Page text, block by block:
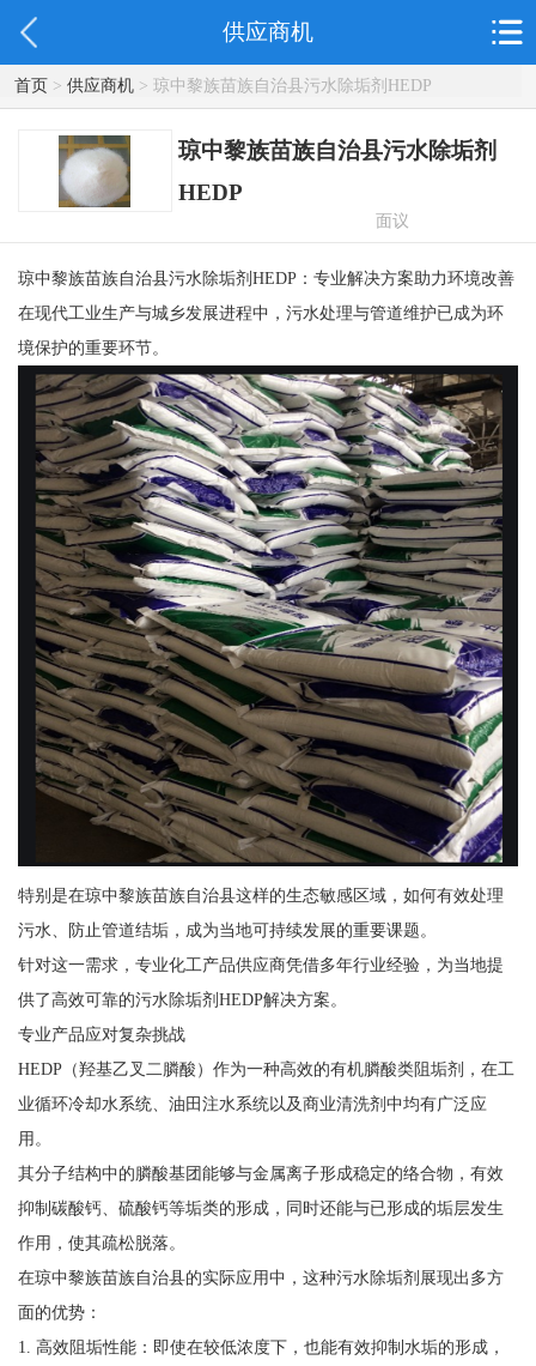
供应商机
首页> 供应商机> 琼中黎族苗族自治县污水除垢剂HEDP
琼中黎族苗族自治县污水除垢剂
HEDP
面议
琼中黎族苗族自治县污水除垢剂HEDP：专业解决方案助力环境改善
在现代工业生产与城乡发展进程中，污水处理与管道维护已成为环
境保护的重要环节。
特别是在琼中黎族苗族自治县这样的生态敏感区域，如何有效处理
污水、防止管道结垢，成为当地可持续发展的重要课题。
针对这一需求，专业化工产品供应商凭借多年行业经验，为当地提
供了高效可靠的污水除垢剂HEDP解决方案。
专业产品应对复杂挑战
HEDP（羟基乙叉二膦酸）作为一种高效的有机膦酸类阻垢剂，在工
业循环冷却水系统、油田注水系统以及商业清洗剂中均有广泛应
用。
其分子结构中的膦酸基团能够与金属离子形成稳定的络合物，有效
抑制碳酸钙、硫酸钙等垢类的形成，同时还能与已形成的垢层发生
作用，使其疏松脱落。
在琼中黎族苗族自治县的实际应用中，这种污水除垢剂展现出多方
面的优势：
1. 高效阻垢性能：即使在较低浓度下，也能有效抑制水垢的形成，